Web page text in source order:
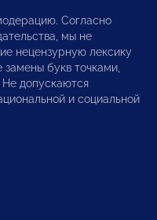
Согласно
мы не
нецензурную лексику
букв точками,
допускаются
и социальной